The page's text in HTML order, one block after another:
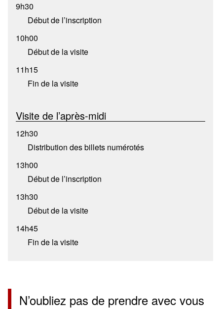
9h30
Début de l’inscription
10h00
Début de la visite
11h15
Fin de la visite
Visite de l’après-midi
12h30
Distribution des billets numérotés
13h00
Début de l’inscription
13h30
Début de la visite
14h45
Fin de la visite
N’oubliez pas de prendre avec vous